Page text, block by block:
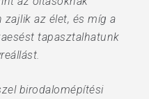
az élet, és míg a
tapasztalhatunk
birodalomépítési